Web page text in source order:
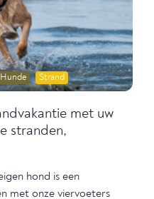
Hunde Strand
met uw
stranden,
hond is een
met onze viervoeters